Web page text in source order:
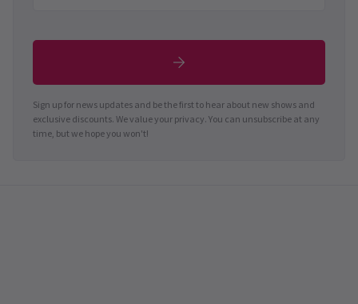
Sign up for news updates and be the first to hear about new shows and
exclusive discounts. We value your privacy. You can unsubscribe at any
time, but we hope you won't!